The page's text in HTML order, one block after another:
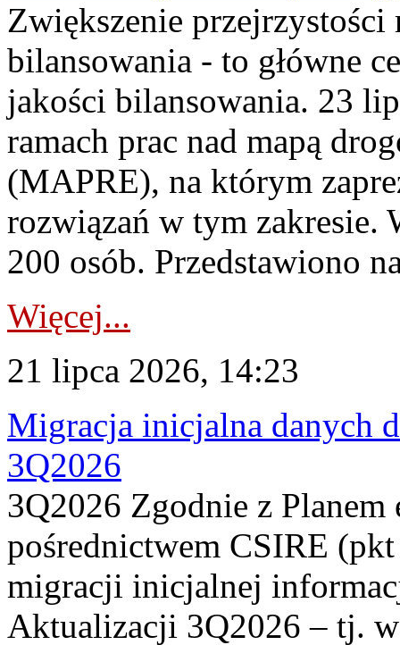
Zwiększenie
bilansowania - to główne
jakości bilansowania. 23
ramach prac nad mapą
(MAPRE), na którym
rozwiązań w tym zakresie.
200 osób. Przedstawiono
Więcej...
21 lipca 2026, 14:23
Migracja inicjalna danych
3Q2026
3Q2026 Zgodnie z
pośrednictwem CSIRE
migracji inicjalnej
Aktualizacji 3Q2026 – tj.